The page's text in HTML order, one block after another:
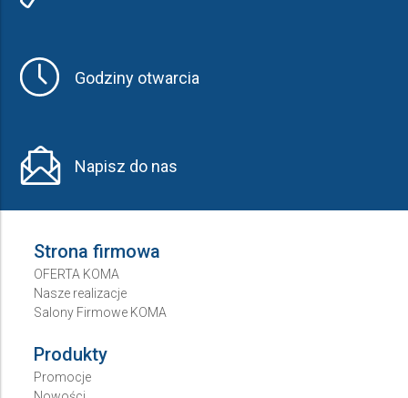
Godziny otwarcia
Napisz do nas
Strona firmowa
OFERTA KOMA
Nasze realizacje
Salony Firmowe KOMA
Produkty
Promocje